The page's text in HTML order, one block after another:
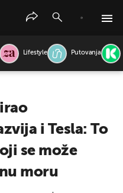
Lifestyle Putovanja
i Tesla: To
se može
moru